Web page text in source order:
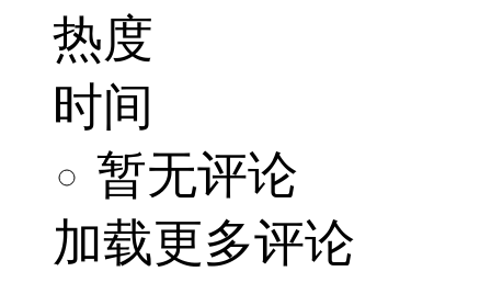
热度
时间
暂无评论
加载更多评论